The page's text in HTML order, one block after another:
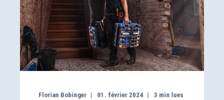
Florian Bobinger 01. février 2024 3 min lues